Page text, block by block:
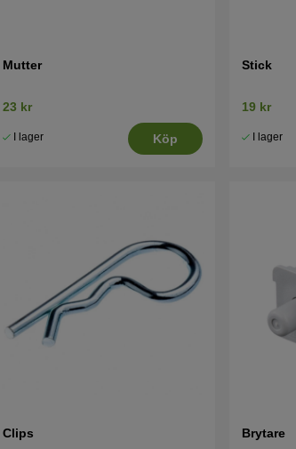
Mutter
23 kr
I lager Köp
Stick
19 kr
I lager
Clips Brytare